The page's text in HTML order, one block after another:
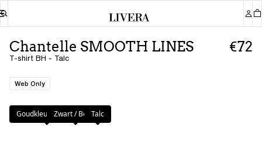
Chantelle SMOOTH LINES
T-shirt BH - Talc
€72
Web Only
Kleur: Talc
Goudkleurig BeigeZwart / BeigeTalc